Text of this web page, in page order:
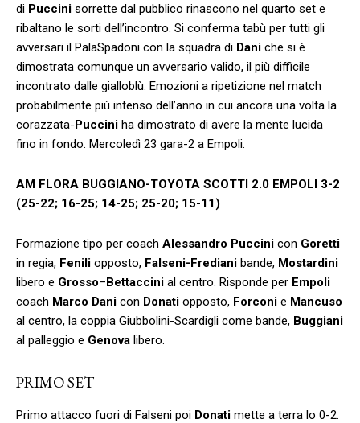
di Puccini sorrette dal pubblico rinascono nel quarto set e
ribaltano le sorti dell’incontro. Si conferma tabù per tutti gli
avversari il PalaSpadoni con la squadra di Dani che si è
dimostrata comunque un avversario valido, il più difficile
incontrato dalle gialloblù. Emozioni a ripetizione nel match
probabilmente più intenso dell’anno in cui ancora una volta la
corazzata-Puccini ha dimostrato di avere la mente lucida
fino in fondo. Mercoledì 23 gara-2 a Empoli.
AM FLORA BUGGIANO-TOYOTA SCOTTI 2.0 EMPOLI 3-2
(25-22; 16-25; 14-25; 25-20; 15-11)
Formazione tipo per coach Alessandro Puccini con Goretti
in regia, Fenili opposto, Falseni-Frediani bande, Mostardini
libero e Grosso–Bettaccini al centro. Risponde per Empoli
coach Marco Dani con Donati opposto, Forconi e Mancuso
al centro, la coppia Giubbolini-Scardigli come bande, Buggiani
al palleggio e Genova libero.
PRIMO SET
Primo attacco fuori di Falseni poi Donati mette a terra lo 0-2.